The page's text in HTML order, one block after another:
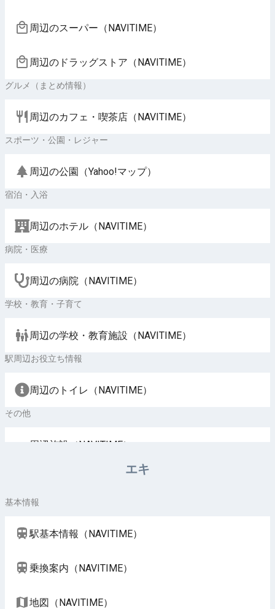
周辺のスーパー（NAVITIME）
周辺のドラッグストア（NAVITIME）
グルメ（まとめ情報）
周辺のカフェ・喫茶店（NAVITIME）
スポーツ・公園・レジャー
周辺の公園（Yahoo!マップ）
宿泊・入浴
周辺のホテル（NAVITIME）
病院・医療
周辺の病院（NAVITIME）
学校・教育・子育て
周辺の学校・教育施設（NAVITIME）
駅周辺お役立ち情報
周辺のトイレ（NAVITIME）
その他
周辺施設（NAVITIME）
エキ
基本情報
駅基本情報（NAVITIME）
乗換案内（NAVITIME）
地図（NAVITIME）